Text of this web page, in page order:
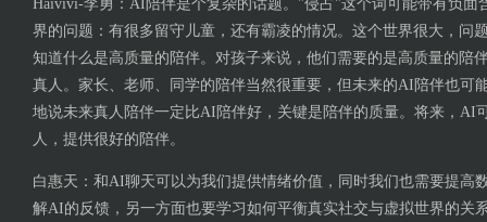
Haivivi-李勇：AI陪伴是个复杂的话题。"侵占"这个词可能带有负面
界的问题：有很多留守儿童，还有霸凌的情况。这个世界很大，问
知道什么是高质量的陪伴。对孩子来说，他们需要的是高质量的陪
真人。家长、老师、同学的陪伴当然很重要，但未来的AI陪伴也可
地说未来真人陪伴一定比AI陪伴好，关键是陪伴的质量。将来，AI
人，提供很好的陪伴。
白惠天：和AI聊天可以为我们提供情绪价值，同时我们也需要提高
解AI的反馈，另一方面也要学习如何平衡真实社交与虚拟世界的关